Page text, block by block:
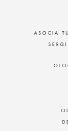
ASOCIA